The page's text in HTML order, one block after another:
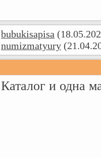
bubukisapisa
numizmatyury
Каталог и одна